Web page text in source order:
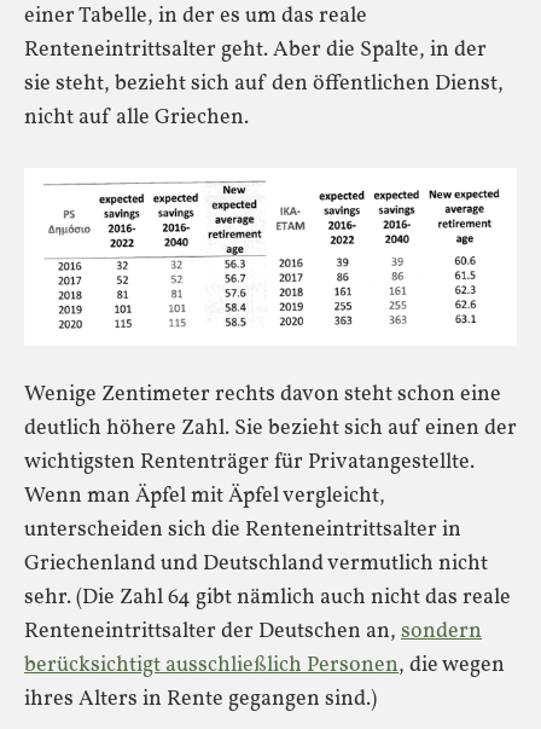
einer Tabelle, in der es um das reale
Renteneintrittsalter geht. Aber die Spalte, in der
sie steht, bezieht sich auf den öffentlichen Dienst,
nicht auf alle Griechen.
Wenige Zentimeter rechts davon steht schon eine
deutlich höhere Zahl. Sie bezieht sich auf einen der
wichtigsten Rententräger für Privatangestellte.
Wenn man Äpfel mit Äpfel vergleicht,
unterscheiden sich die Renteneintrittsalter in
Griechenland und Deutschland vermutlich nicht
sehr. (Die Zahl 64 gibt nämlich auch nicht das reale
Renteneintrittsalter der Deutschen an, sondern
berücksichtigt ausschließlich Personen, die wegen
ihres Alters in Rente gegangen sind.)